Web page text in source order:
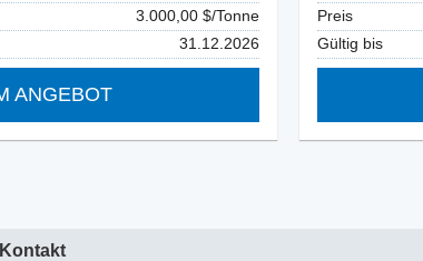
3.000,00 $/Tonne
31.12.2026
ANGEBOT
Preis
Gültig bis
Kontakt